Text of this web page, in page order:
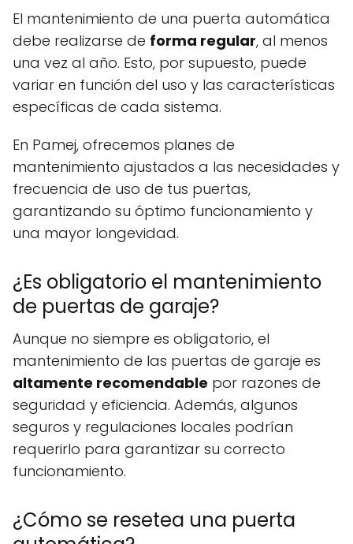
El mantenimiento de una puerta automática
debe realizarse de forma regular, al menos
una vez al año. Esto, por supuesto, puede
variar en función del uso y las características
específicas de cada sistema.
En Pamej, ofrecemos planes de
mantenimiento ajustados a las necesidades y
frecuencia de uso de tus puertas,
garantizando su óptimo funcionamiento y
una mayor longevidad.
¿Es obligatorio el mantenimiento
de puertas de garaje?
Aunque no siempre es obligatorio, el
mantenimiento de las puertas de garaje es
altamente recomendable por razones de
seguridad y eficiencia. Además, algunos
seguros y regulaciones locales podrían
requerirlo para garantizar su correcto
funcionamiento.
¿Cómo se resetea una puerta